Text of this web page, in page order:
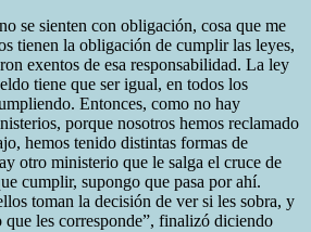
se sienten con obligación, cosa que me
tienen la obligación de cumplir las leyes,
exentos de esa responsabilidad. La ley
tiene que ser igual, en todos los
Entonces, como no hay
porque nosotros hemos reclamado
hemos tenido distintas formas de
otro ministerio que le salga el cruce de
cumplir, supongo que pasa por ahí.
toman la decisión de ver si les sobra, y
que les corresponde”, finalizó diciendo